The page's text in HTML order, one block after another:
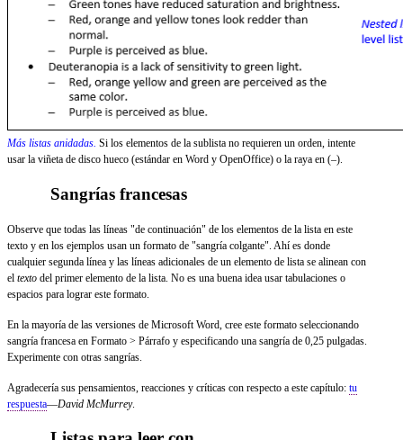
Más listas anidadas. Si los elementos de la sublista no requieren un orden, intente
usar la viñeta de disco hueco (estándar en Word y OpenOffice) o la raya en (–).
Sangrías francesas
Observe que todas las líneas "de continuación" de los elementos de la lista en este
texto y en los ejemplos usan un formato de "sangría colgante". Ahí es donde
cualquier segunda línea y las líneas adicionales de un elemento de lista se alinean con
el texto del primer elemento de la lista. No es una buena idea usar tabulaciones o
espacios para lograr este formato.
En la mayoría de las versiones de Microsoft Word, cree este formato seleccionando
sangría francesa en Formato > Párrafo y especificando una sangría de 0,25 pulgadas.
Experimente con otras sangrías.
Agradecería sus pensamientos, reacciones y críticas con respecto a este capítulo: tu
respuesta—David McMurrey.